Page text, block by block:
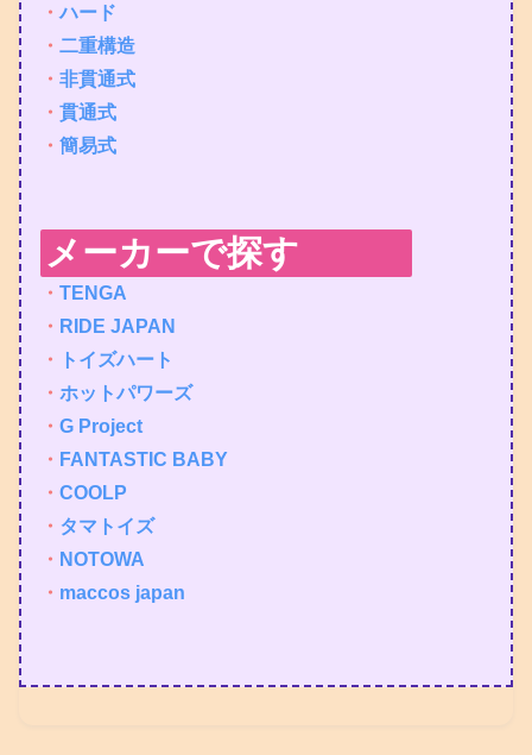
・ハード
・ 二重構造
・ 非貫通式
・ 貫通式
・ 簡易式
メーカーで探す
・ TENGA
・ RIDE JAPAN
・
トイズハート
・ ホットパワーズ
・ G Project
・ FANTASTIC BABY
・ COOLP
・ タマトイズ
・ NOTOWA
・ maccos japan